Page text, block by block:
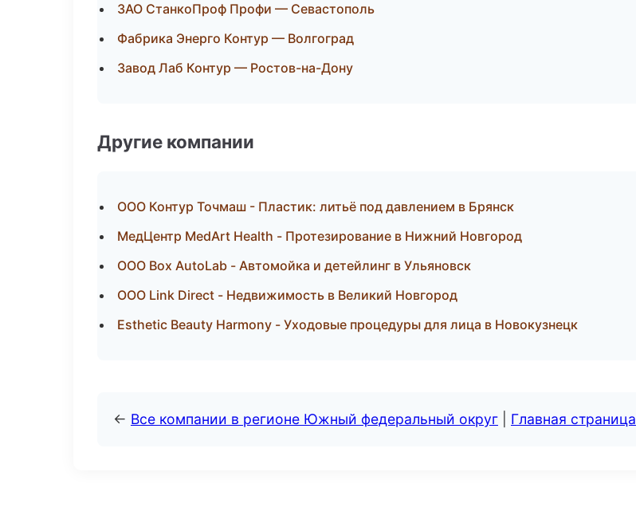
ЗАО СтанкоПроф Профи — Севастополь
Фабрика Энерго Контур — Волгоград
Завод Лаб Контур — Ростов-на-Дону
Другие компании
ООО Контур Точмаш - Пластик: литьё под давлением в Брянск
МедЦентр MedArt Health - Протезирование в Нижний Новгород
ООО Box AutoLab - Автомойка и детейлинг в Ульяновск
ООО Link Direct - Недвижимость в Великий Новгород
Esthetic Beauty Harmony - Уходовые процедуры для лица в Новокузнецк
← Все компании в регионе Южный федеральный округ Главная страница